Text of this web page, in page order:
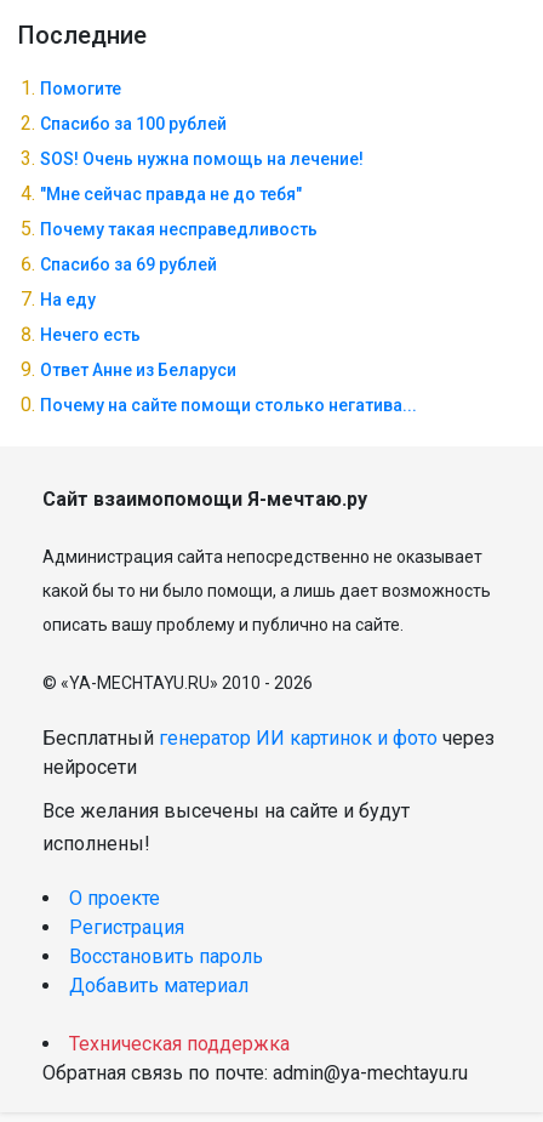
Последние
Помогите
Спасибо за 100 рублей
SOS! Очень нужна помощь на лечение!
"Мне сейчас правда не до тебя"
Почему такая несправедливость
Спасибо за 69 рублей
На еду
Нечего есть
Ответ Анне из Беларуси
Почему на сайте помощи столько негатива...
Сайт взаимопомощи Я-мечтаю.ру
Администрация сайта непосредственно не оказывает
какой бы то ни было помощи, а лишь дает возможность
описать вашу проблему и публично на сайте.
© «YA-MECHTAYU.RU» 2010 - 2026
Бесплатный генератор ИИ картинок и фото через
нейросети
Все желания высечены на сайте и будут
исполнены!
О проекте
Регистрация
Восстановить пароль
Добавить материал
Техническая поддержка
Обратная связь по почте: admin@ya-mechtayu.ru